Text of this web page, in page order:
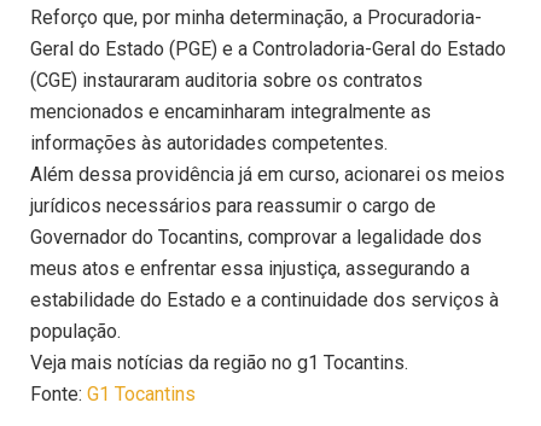
Reforço que, por minha determinação, a Procuradoria-
Geral do Estado (PGE) e a Controladoria-Geral do Estado
(CGE) instauraram auditoria sobre os contratos
mencionados e encaminharam integralmente as
informações às autoridades competentes.
Além dessa providência já em curso, acionarei os meios
jurídicos necessários para reassumir o cargo de
Governador do Tocantins, comprovar a legalidade dos
meus atos e enfrentar essa injustiça, assegurando a
estabilidade do Estado e a continuidade dos serviços à
população.
Veja mais notícias da região no g1 Tocantins.
Fonte: G1 Tocantins